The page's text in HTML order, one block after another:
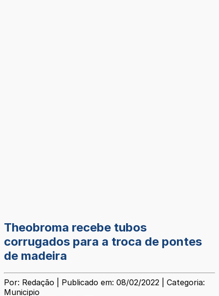
Theobroma recebe tubos
corrugados para a troca de pontes
de madeira
Por: Redação | Publicado em: 08/02/2022 | Categoria:
Municipio